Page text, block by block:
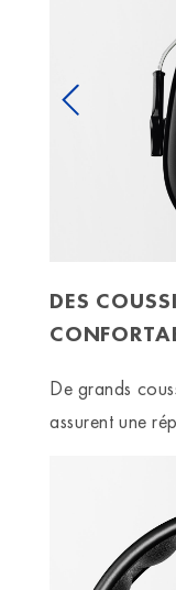
DES
De grands
assurent une
Previous